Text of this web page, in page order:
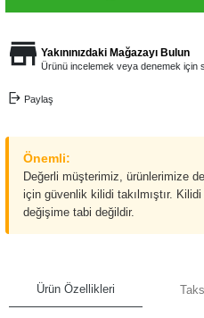
Yakınınızdaki Mağazayı Bulun
Ürünü incelemek veya denemek için
Paylaş
Önemli:
Değerli müşterimiz, ürünlerimize
için güvenlik kilidi takılmıştır.
değişime tabi değildir.
Ürün Özellikleri